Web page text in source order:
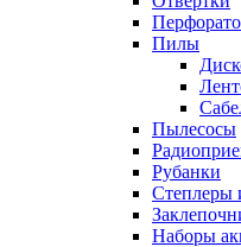
Пилы
Пылесосы
Рубанки
Степлеры
Наборы